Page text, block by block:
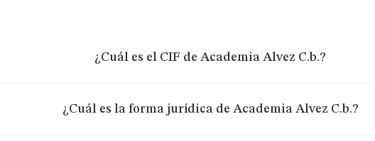
¿Cuál es el CIF de Academia Alvez C.b.?
¿Cuál es la forma jurídica de Academia Alvez C.b.?